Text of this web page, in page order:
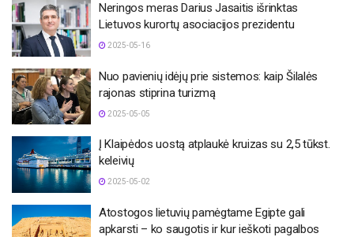
Neringos meras Darius Jasaitis išrinktas
Lietuvos kurortų asociacijos prezidentu
2025-05-16
Nuo pavienių idėjų prie sistemos: kaip Šilalės
rajonas stiprina turizmą
2025-05-05
Į Klaipėdos uostą atplaukė kruizas su 2,5 tūkst.
keleivių
2025-05-02
Atostogos lietuvių pamėgtame Egipte gali
apkarsti – ko saugotis ir kur ieškoti pagalbos